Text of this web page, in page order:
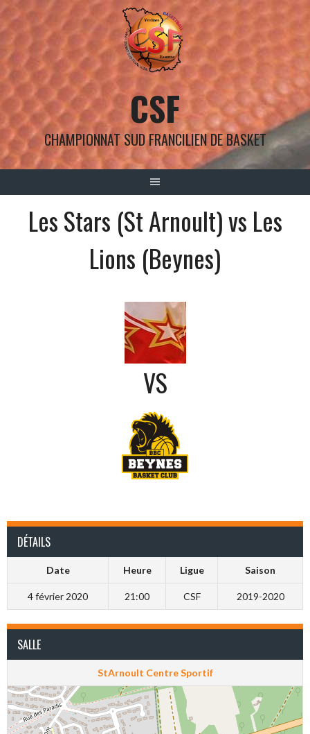
Aller
au
CSF
CHAMPIONNAT SUD FRANCILIEN DE BASKET
Les Stars (St Arnoult) vs Les
Lions (Beynes)
VS
DÉTAILS
Date Heure Ligue Saison
4 février 2020 21:00 CSF 2019-2020
SALLE
StArnoult Centre Sportif